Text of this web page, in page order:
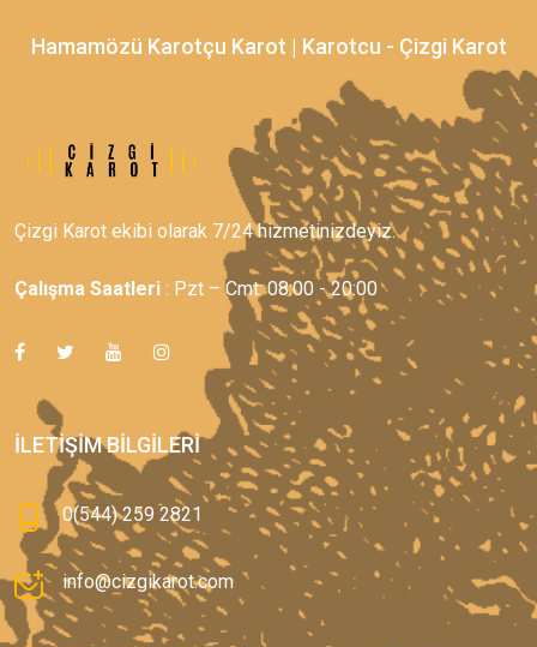
Hamamözü Karotçu Karot | Karotcu - Çizgi Karot
Çizgi Karot ekibi olarak 7/24 hizmetinizdeyiz.
Çalışma Saatleri : Pzt – Cmt: 08:00 - 20:00
İLETIŞIM BILGILERI
0(544) 259 2821
info@cizgikarot.com